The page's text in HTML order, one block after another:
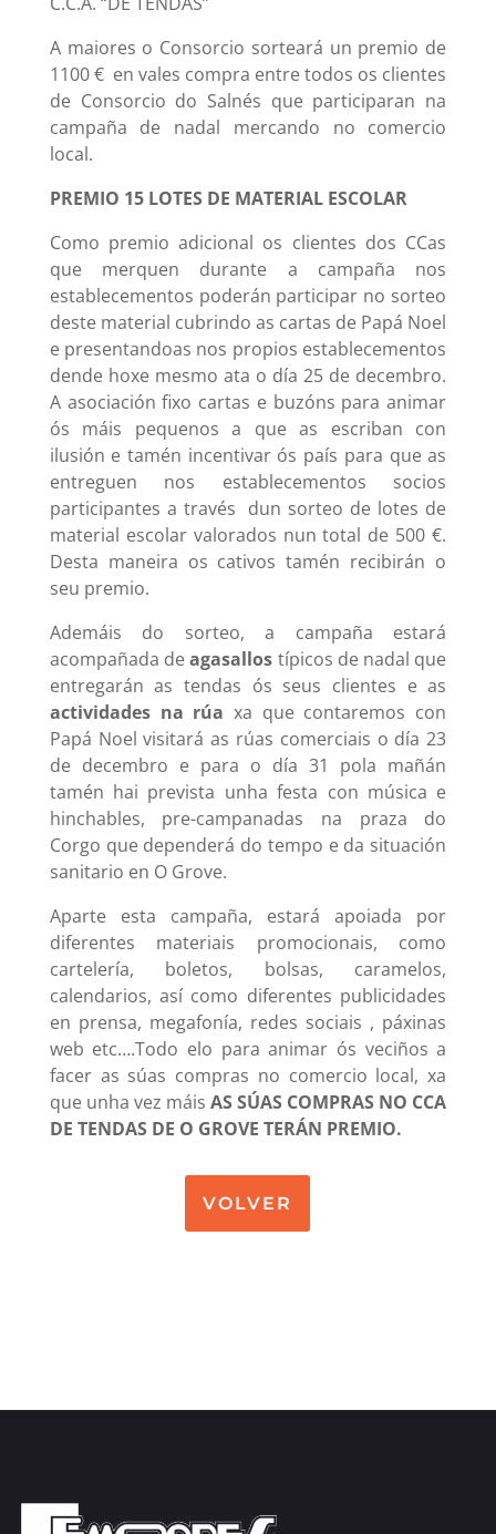
A maiores o Consorcio sorteará un premio de
1100 € en vales compra entre todos os clientes
de Consorcio do Salnés que participaran na
campaña de nadal mercando no comercio
local.
PREMIO 15 LOTES DE MATERIAL ESCOLAR
Como premio adicional os clientes dos CCas
que merquen durante a campaña nos
establecementos poderán participar no sorteo
deste material cubrindo as cartas de Papá Noel
e presentandoas nos propios establecementos
dende hoxe mesmo ata o día 25 de decembro.
A asociación fixo cartas e buzóns para animar
ós máis pequenos a que as escriban con
ilusión e tamén incentivar ós país para que as
entreguen nos establecementos socios
participantes a través dun sorteo de lotes de
material escolar valorados nun total de 500 €.
Desta maneira os cativos tamén recibirán o
seu premio.
Ademáis do sorteo, a campaña estará
acompañada deagasallos típicos de nadal que
entregarán as tendas ós seus clientes e as
actividades na rúa xa que contaremos con
Papá Noel visitará as rúas comerciais o día 23
de decembro e para o día 31 pola mañán
tamén hai prevista unha festa con música e
hinchables, pre-campanadas na praza do
Corgo que dependerá do tempo e da situación
sanitario en O Grove.
Aparte esta campaña, estará apoiada por
diferentes materiais promocionais, como
cartelería, boletos, bolsas, caramelos,
calendarios, así como diferentes publicidades
en prensa, megafonía, redes sociais , páxinas
web etc….Todo elo para animar ós veciños a
facer as súas compras no comercio local, xa
que unha vez máis AS SÚAS COMPRAS NO CCA
DE TENDAS DE O GROVE TERÁN PREMIO.
VOLVER